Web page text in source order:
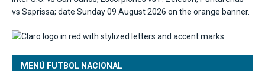
MENÚ FUTBOL NACIONAL